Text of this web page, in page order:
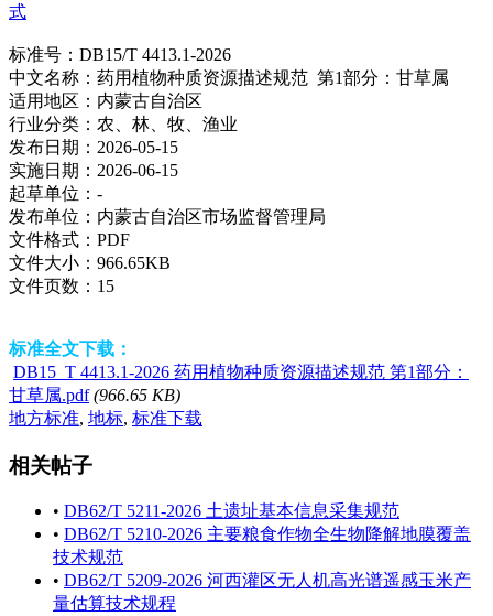
式
标准号： DB15/T 4413.1-2026
中文名称： 药用植物种质资源描述规范 第1部分：甘草属
适用地区： 内蒙古自治区
行业分类： 农、林、牧、渔业
发布日期： 2026-05-15
实施日期： 2026-06-15
起草单位： -
发布单位： 内蒙古自治区市场监督管理局
文件格式： PDF
文件大小： 966.65KB
文件页数： 15
标准全文下载：
DB15_T 4413.1-2026 药用植物种质资源描述规范 第1部分：
甘草属.pdf (966.65 KB)
地方标准, 地标, 标准下载
相关帖子
• DB62/T 5211-2026 土遗址基本信息采集规范
• DB62/T 5210-2026 主要粮食作物全生物降解地膜覆盖
技术规范
• DB62/T 5209-2026 河西灌区无人机高光谱遥感玉米产
量估算技术规程